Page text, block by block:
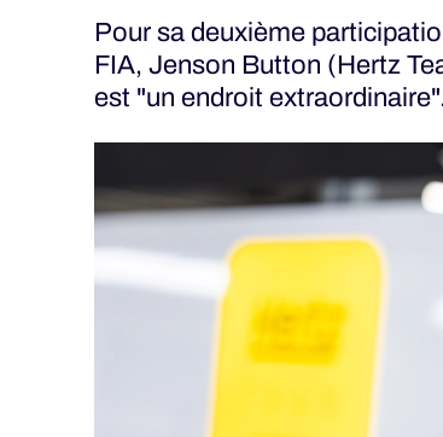
24H LEMANS
Pour sa deuxième
FIA, Jenson Button (Hertz
est "un endroit